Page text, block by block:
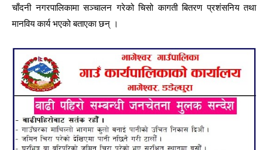
चाँदनी नगरपालिकामा सञ्चालन गरेको चिसो कागती बितरण प्रशंसनिय तथा
मानविय कार्य भएको बताएका छन् ।